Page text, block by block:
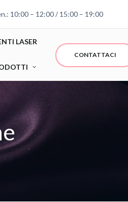
10:00 – 12:00 / 15:00 – 19:00
LASER
CONTATTACI